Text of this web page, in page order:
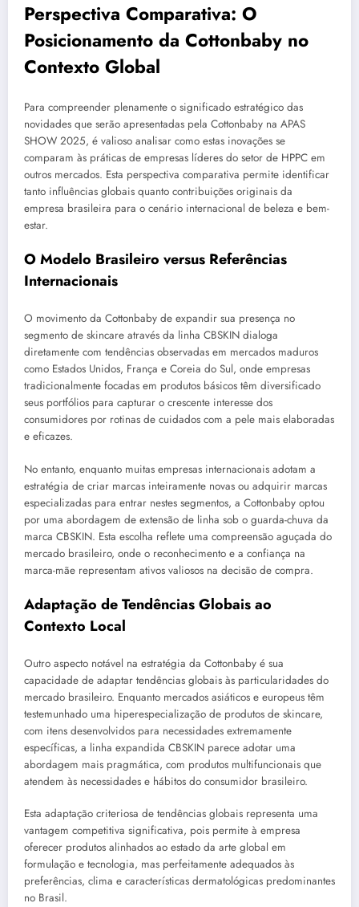
Perspectiva Comparativa: O
Posicionamento da Cottonbaby no
Contexto Global
Para compreender plenamente o significado estratégico das
novidades que serão apresentadas pela Cottonbaby na APAS
SHOW 2025, é valioso analisar como estas inovações se
comparam às práticas de empresas líderes do setor de HPPC em
outros mercados. Esta perspectiva comparativa permite identificar
tanto influências globais quanto contribuições originais da
empresa brasileira para o cenário internacional de beleza e bem-
estar.
O Modelo Brasileiro versus Referências
Internacionais
O movimento da Cottonbaby de expandir sua presença no
segmento de skincare através da linha CBSKIN dialoga
diretamente com tendências observadas em mercados maduros
como Estados Unidos, França e Coreia do Sul, onde empresas
tradicionalmente focadas em produtos básicos têm diversificado
seus portfólios para capturar o crescente interesse dos
consumidores por rotinas de cuidados com a pele mais elaboradas
e eficazes.
No entanto, enquanto muitas empresas internacionais adotam a
estratégia de criar marcas inteiramente novas ou adquirir marcas
especializadas para entrar nestes segmentos, a Cottonbaby optou
por uma abordagem de extensão de linha sob o guarda-chuva da
marca CBSKIN. Esta escolha reflete uma compreensão aguçada do
mercado brasileiro, onde o reconhecimento e a confiança na
marca-mãe representam ativos valiosos na decisão de compra.
Adaptação de Tendências Globais ao
Contexto Local
Outro aspecto notável na estratégia da Cottonbaby é sua
capacidade de adaptar tendências globais às particularidades do
mercado brasileiro. Enquanto mercados asiáticos e europeus têm
testemunhado uma hiperespecialização de produtos de skincare,
com itens desenvolvidos para necessidades extremamente
específicas, a linha expandida CBSKIN parece adotar uma
abordagem mais pragmática, com produtos multifuncionais que
atendem às necessidades e hábitos do consumidor brasileiro.
Esta adaptação criteriosa de tendências globais representa uma
vantagem competitiva significativa, pois permite à empresa
oferecer produtos alinhados ao estado da arte global em
formulação e tecnologia, mas perfeitamente adequados às
preferências, clima e características dermatológicas predominantes
no Brasil.